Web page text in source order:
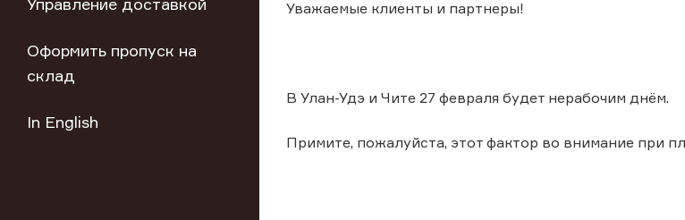
Оформить пропуск на
склад
In English
Уважаемые клиенты и партнеры!
В Улан-Удэ и Чите 27 февраля будет нерабочим днём.
Примите, пожалуйста, этот фактор во внимание при